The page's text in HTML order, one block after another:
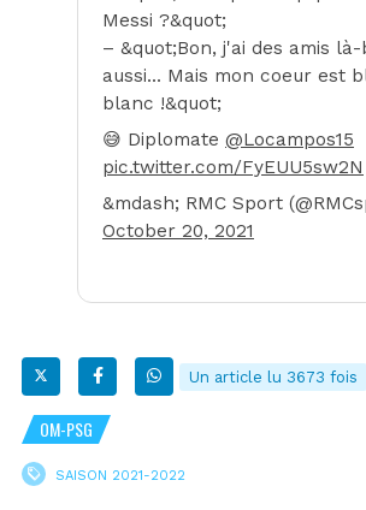
Messi ?&quot;
– &quot;Bon, j'ai des amis là-
aussi… Mais mon coeur est
blanc !&quot;
😅 Diplomate @Locampos15
pic.twitter.com/FyEUU5sw2N
&mdash; RMC Sport
October 20, 2021
Un article lu 3673 fois
OM-PSG
SAISON 2021-2022